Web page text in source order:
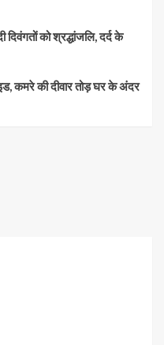
दिवंगतों को श्रद्धांजलि, दर्द के
कमरे की दीवार तोड़ घर के अंदर